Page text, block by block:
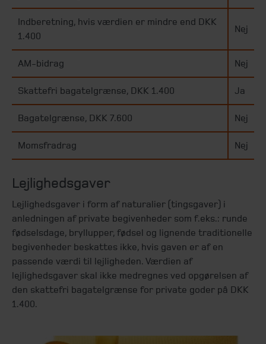
Indberetning, hvis værdien er mindre end DKK
1.400
Nej
AM-bidrag Nej
Skattefri bagatelgrænse, DKK 1.400 Ja
Bagatelgrænse, DKK 7.600 Nej
Momsfradrag Nej
Lejlighedsgaver
Lejlighedsgaver i form af naturalier (tingsgaver) i
anledningen af private begivenheder som f.eks.: runde
fødselsdage, bryllupper, fødsel og lignende traditionelle
begivenheder beskattes ikke, hvis gaven er af en
passende værdi til lejligheden. Værdien af
lejlighedsgaver skal ikke medregnes ved opgørelsen af
den skattefri bagatelgrænse for private goder på DKK
1.400.